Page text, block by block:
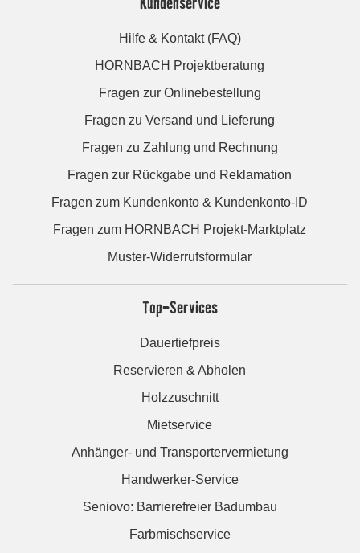
Hilfe & Kontakt (FAQ)
HORNBACH Projektberatung
Fragen zur Onlinebestellung
Fragen zu Versand und Lieferung
Fragen zu Zahlung und Rechnung
Fragen zur Rückgabe und Reklamation
Fragen zum Kundenkonto & Kundenkonto-ID
Fragen zum HORNBACH Projekt-Marktplatz
Muster-Widerrufsformular
Top-Services
Dauertiefpreis
Reservieren & Abholen
Holzzuschnitt
Mietservice
Anhänger- und Transportervermietung
Handwerker-Service
Seniovo: Barrierefreier Badumbau
Farbmischservice